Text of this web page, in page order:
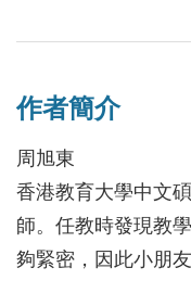
識好友高慧，途經
雄、小輔、小佐、
悟，超乎想像。
看完這本書，你就
都有用！不要再排
作者簡介
周旭東
香港教育大學中文
師。任教時發現教
夠緊密，因此小朋
《尋找回家的路：